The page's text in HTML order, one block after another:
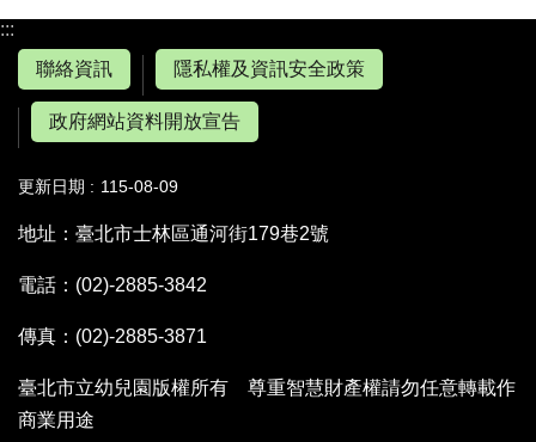
:::
聯絡資訊
隱私權及資訊安全政策
政府網站資料開放宣告
更新日期 115-08-09
地址：臺北市士林區通河街179巷2號
電話：(02)-2885-3842
傳真：(02)-2885-3871
臺北市立幼兒園版權所有 尊重智慧財產權請勿任意轉載作
商業用途